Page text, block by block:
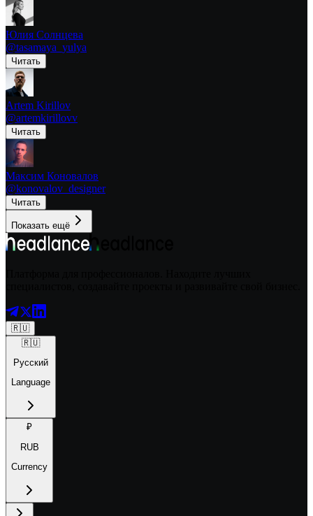
Юлия Солнцева
@tasamaya_yulya
Читать
Artem Kirillov
@artemkirillovv
Читать
Максим Коновалов
@konovalov_designer
Читать
Показать ещё
🇷🇺
🇷🇺
Русский
Language
₽
RUB
Currency